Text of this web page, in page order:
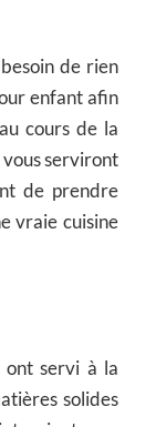
de rien
enfant afin
cours de la
vous serviront
de prendre
vraie cuisine
ont servi à la
solides